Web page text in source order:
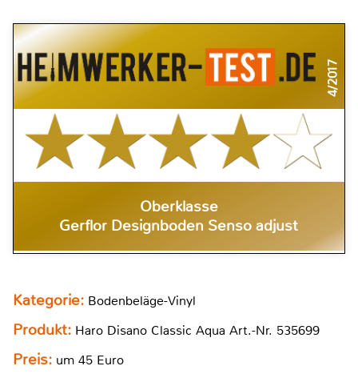
4/2017
Oberklasse
Gerflor Designboden Senso adjust
Kategorie: Bodenbeläge-Vinyl
Produkt: Haro Disano Classic Aqua Art.-Nr. 535699
Preis: um 45 Euro